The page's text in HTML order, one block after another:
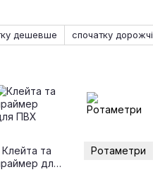
дешевше спочатку дорожчі
Клейта та
для
Ротаметри